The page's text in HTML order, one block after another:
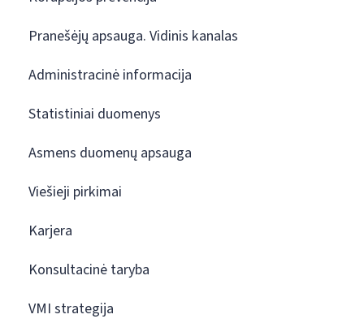
Pranešėjų apsauga. Vidinis kanalas
Administracinė informacija
Statistiniai duomenys
Asmens duomenų apsauga
Viešieji pirkimai
Karjera
Konsultacinė taryba
VMI strategija